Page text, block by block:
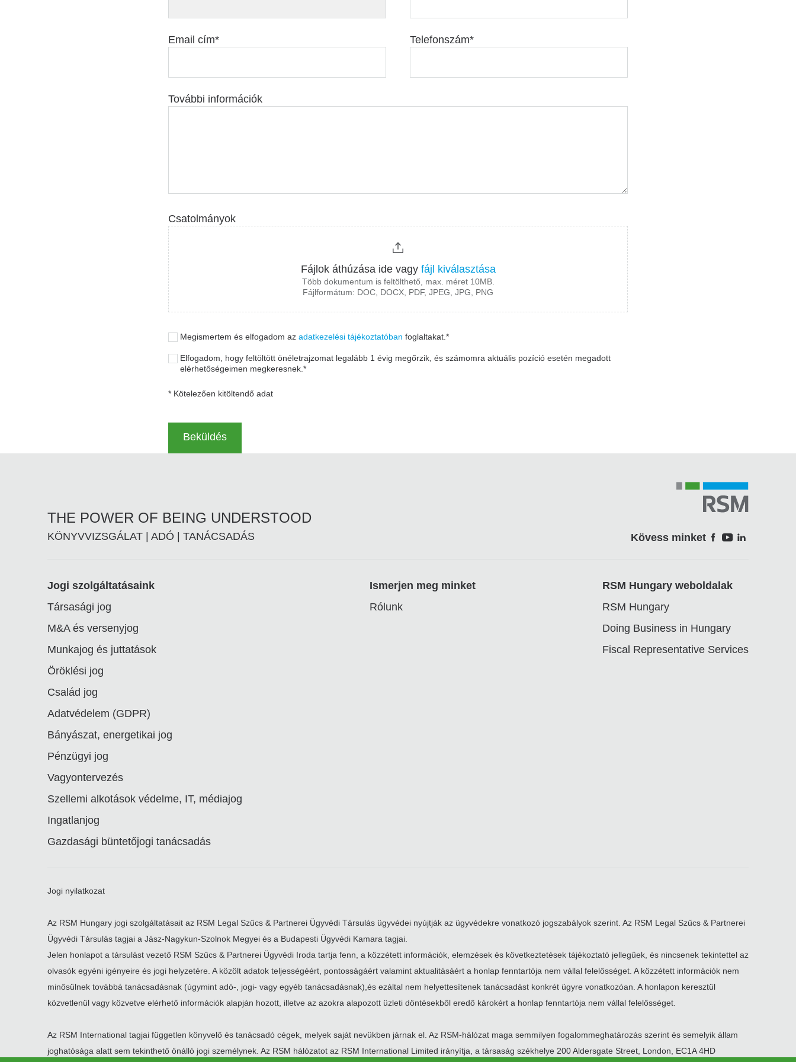
Email cím Telefonszám
További információk
Csatolmányok
Fájlok áthúzása ide vagy fájl kiválasztása
Több dokumentum is feltölthető, max. méret 10MB.
Fájlformátum: DOC, DOCX, PDF, JPEG, JPG, PNG
Megismertem és elfogadom az adatkezelési tájékoztatóban foglaltakat.
Elfogadom, hogy feltöltött önéletrajzomat legalább 1 évig megőrzik, és számomra aktuális pozíció esetén megadott
elérhetőségeimen megkeresnek.
* Kötelezően kitöltendő adat
THE POWER OF BEING UNDERSTOOD
KÖNYVVIZSGÁLAT | ADÓ | TANÁCSADÁS Kövess minket
Footer
linkek
Jogi szolgáltatásaink
Társasági jog
M&A és versenyjog
Munkajog és juttatások
Öröklési jog
Család jog
Adatvédelem (GDPR)
Bányászat, energetikai jog
Pénzügyi jog
Vagyontervezés
Szellemi alkotások védelme, IT, médiajog
Ingatlanjog
Gazdasági büntetőjogi tanácsadás
Ismerjen meg minket
Rólunk
RSM Hungary weboldalak
RSM Hungary
Doing Business in Hungary
Fiscal Representative Services
Jogi nyilatkozat
Az RSM Hungary jogi szolgáltatásait az RSM Legal Szűcs & Partnerei Ügyvédi Társulás ügyvédei nyújtják az ügyvédekre vonatkozó jogszabályok szerint. Az RSM Legal Szűcs & Partnerei
Ügyvédi Társulás tagjai a Jász-Nagykun-Szolnok Megyei és a Budapesti Ügyvédi Kamara tagjai.
Jelen honlapot a társulást vezető RSM Szűcs & Partnerei Ügyvédi Iroda tartja fenn, a közzétett információk, elemzések és következtetések tájékoztató jellegűek, és nincsenek tekintettel az
olvasók egyéni igényeire és jogi helyzetére. A közölt adatok teljességéért, pontosságáért valamint aktualitásáért a honlap fenntartója nem vállal felelősséget. A közzétett információk nem
minősülnek továbbá tanácsadásnak (úgymint adó-, jogi- vagy egyéb tanácsadásnak),és ezáltal nem helyettesítenek tanácsadást konkrét ügyre vonatkozóan. A honlapon keresztül
közvetlenül vagy közvetve elérhető információk alapján hozott, illetve az azokra alapozott üzleti döntésekből eredő károkért a honlap fenntartója nem vállal felelősséget.
Az RSM International tagjai független könyvelő és tanácsadó cégek, melyek saját nevükben járnak el. Az RSM-hálózat maga semmilyen fogalommeghatározás szerint és semelyik állam
joghatósága alatt sem tekinthető önálló jogi személynek. Az RSM hálózatot az RSM International Limited irányítja, a társaság székhelye 200 Aldersgate Street, London, EC1A 4HD